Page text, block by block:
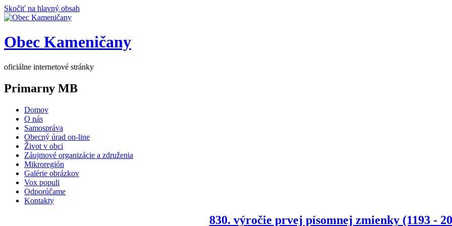
Skočiť na hlavný obsah
Obec Kameničany
oficiálne internetové stránky
Primarny MB
Domov
O nás
Samospráva
Obecný úrad on-line
Život v obci
Záujmové organizácie a združenia
Mikroregión
Galérie obrázkov
Vox populi
Odporúčame
Kontakty
830. výročie prvej písomnej zmienky (1193 -